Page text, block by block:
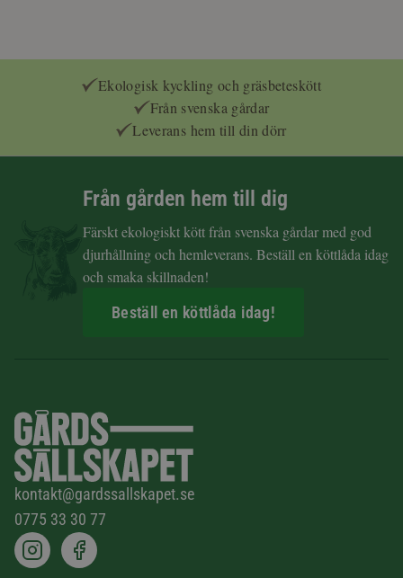
Ekologisk kyckling och gräsbeteskött
Från svenska gårdar
Leverans hem till din dörr
Från gården hem till dig
Färskt ekologiskt kött från svenska gårdar med god
djurhållning och hemleverans. Beställ en köttlåda idag
och smaka skillnaden!
Beställ en köttlåda idag!
kontakt@gardssallskapet.se
0775 33 30 77